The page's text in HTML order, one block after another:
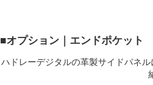
■オプション｜エンドポケット
ハドレーデジタルの革製サイドパネル